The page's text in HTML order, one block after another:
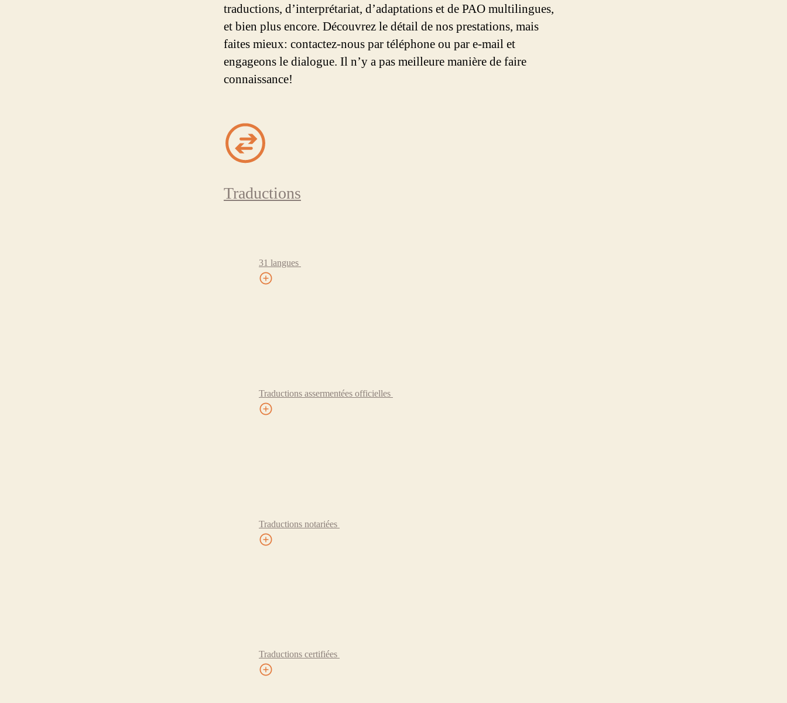
traductions, d’interprétariat, d’adaptations et de PAO multilingues,
et bien plus encore. Découvrez le détail de nos prestations, mais
faites mieux: contactez-nous par téléphone ou par e-mail et
engageons le dialogue. Il n’y a pas meilleure manière de faire
connaissance!
Traductions
31 langues
Traductions assermentées officielles
Traductions notariées
Traductions certifiées